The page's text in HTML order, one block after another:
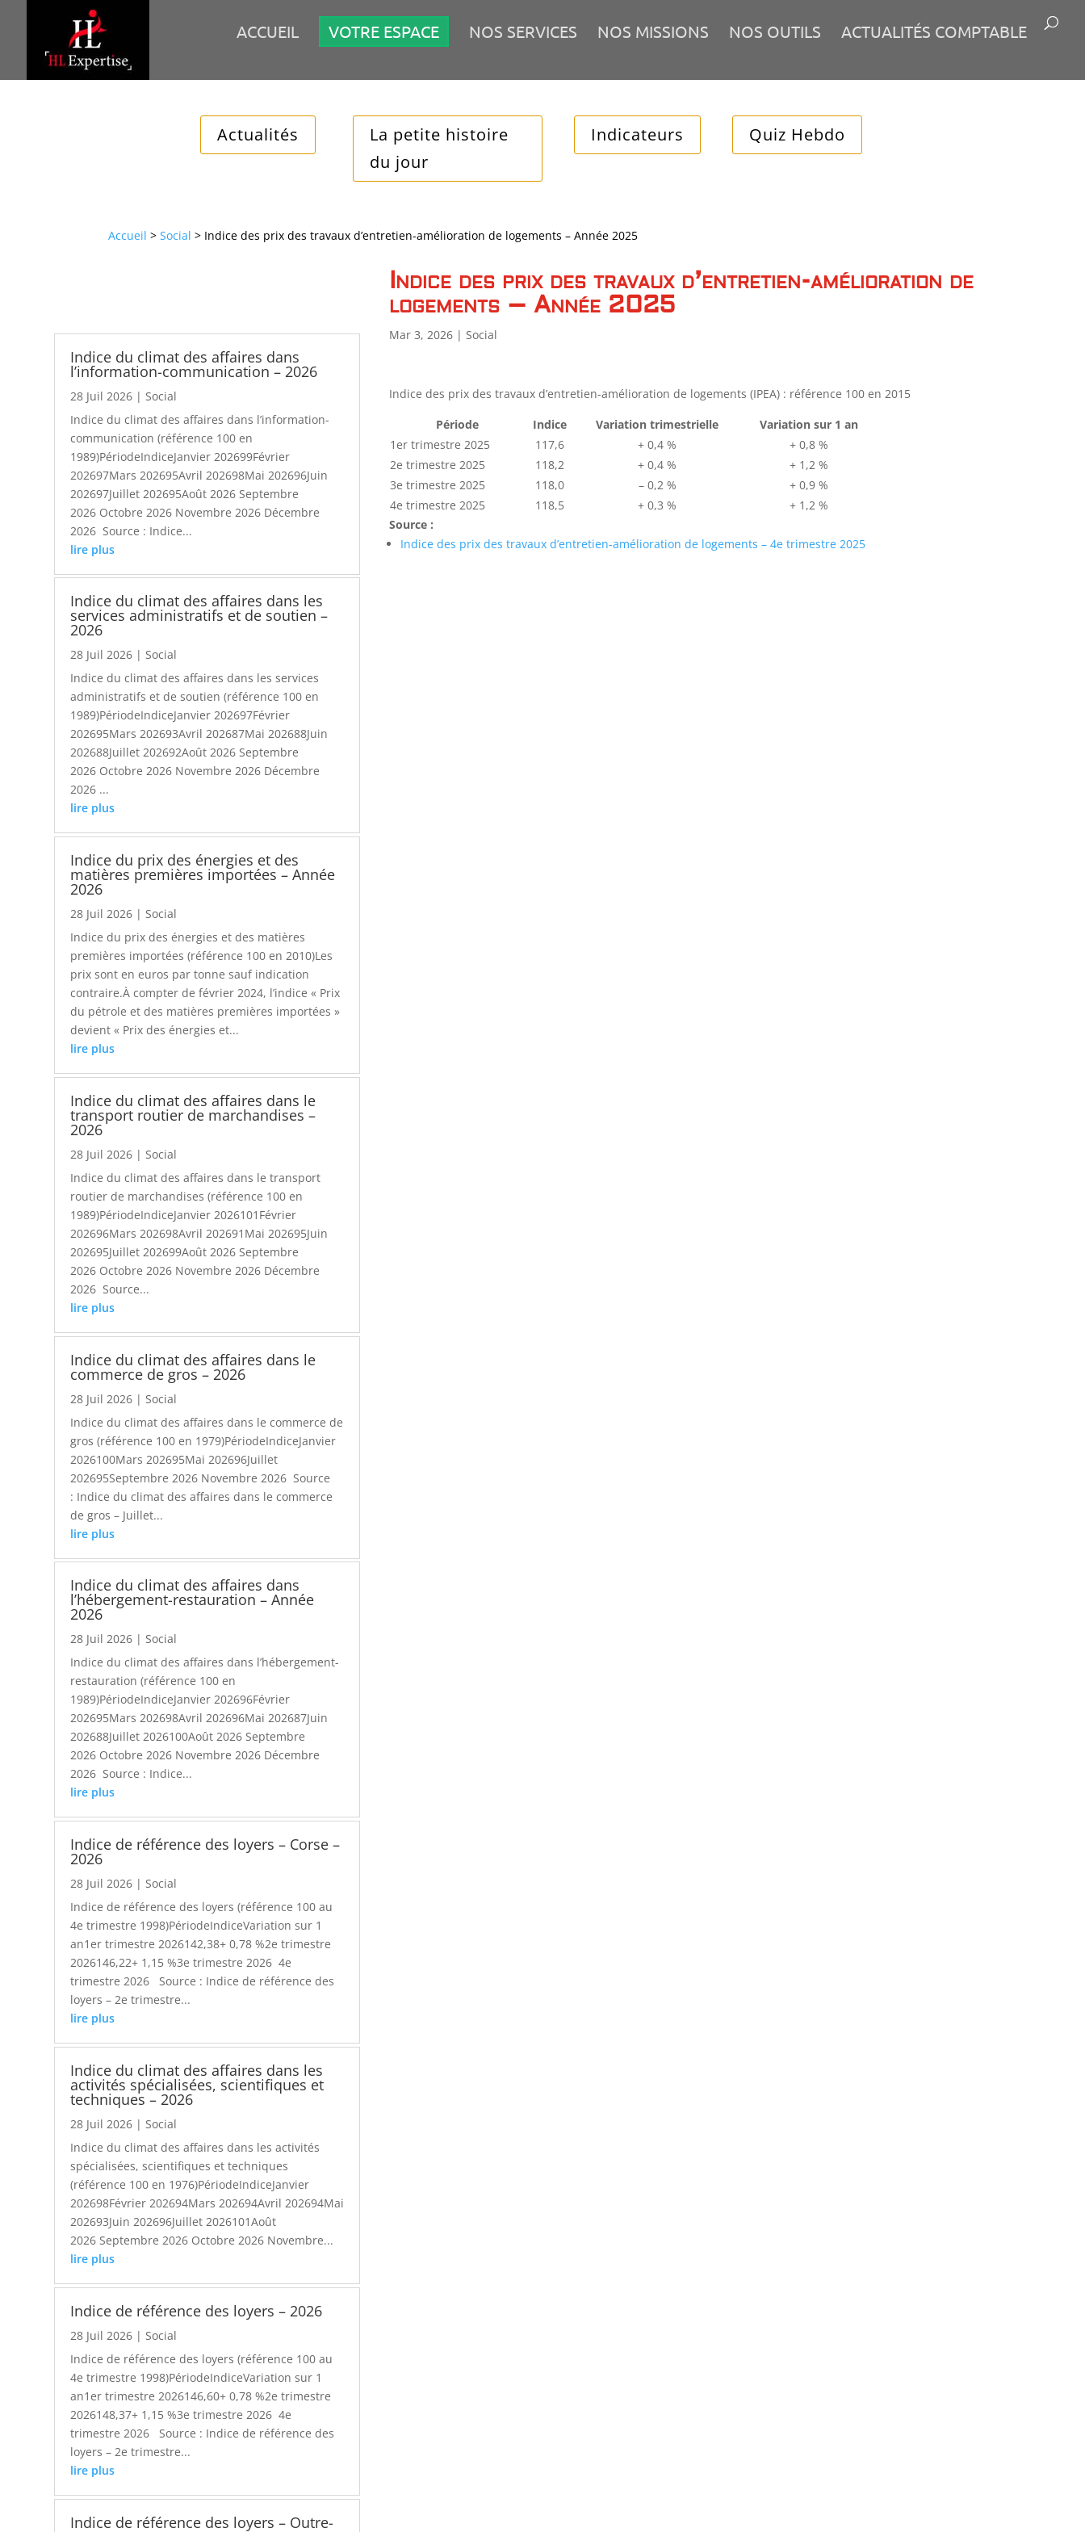
ACCUEIL VOTRE ESPACE NOS SERVICES NOS MISSIONS NOS OUTILS ACTUALITÉS COMPTABLE
Actualités
La petite histoire
du jour
Indicateurs Quiz Hebdo
Accueil >Social > Indice des prix des travaux d’entretien-amélioration de logements – Année 2025
Indice du climat des affaires dans
l’information-communication – 2026
28 Juil 2026 | Social
Indice du climat des affaires dans l’information-
communication (référence 100 en
1989)PériodeIndiceJanvier 202699Février
202697Mars 202695Avril 202698Mai 202696Juin
202697Juillet 202695Août 2026 Septembre
2026 Octobre 2026 Novembre 2026 Décembre
2026 Source : Indice...
lire plus
Indice du climat des affaires dans les
services administratifs et de soutien –
2026
28 Juil 2026 |Social
Indice du climat des affaires dans les services
administratifs et de soutien (référence 100 en
1989)PériodeIndiceJanvier 202697Février
202695Mars 202693Avril 202687Mai 202688Juin
202688Juillet 202692Août 2026 Septembre
2026 Octobre 2026 Novembre 2026 Décembre
2026 ...
lire plus
Indice du prix des énergies et des
matières premières importées – Année
2026
28 Juil 2026 |Social
Indice du prix des énergies et des matières
premières importées (référence 100 en 2010)Les
prix sont en euros par tonne sauf indication
contraire.À compter de février 2024, l’indice « Prix
du pétrole et des matières premières importées »
devient « Prix des énergies et...
lire plus
Indice du climat des affaires dans le
transport routier de marchandises –
2026
28 Juil 2026 |Social
Indice du climat des affaires dans le transport
routier de marchandises (référence 100 en
1989)PériodeIndiceJanvier 2026101Février
202696Mars 202698Avril 202691Mai 202695Juin
202695Juillet 202699Août 2026 Septembre
2026 Octobre 2026 Novembre 2026 Décembre
2026 Source...
lire plus
Indice du climat des affaires dans le
commerce de gros – 2026
28 Juil 2026 | Social
Indice du climat des affaires dans le commerce de
gros (référence 100 en 1979)PériodeIndiceJanvier
2026100Mars 202695Mai 202696Juillet
202695Septembre 2026 Novembre 2026 Source
: Indice du climat des affaires dans le commerce
de gros – Juillet...
lire plus
Indice du climat des affaires dans
l’hébergement-restauration – Année
2026
28 Juil 2026 |Social
Indice du climat des affaires dans l’hébergement-
restauration (référence 100 en
1989)PériodeIndiceJanvier 202696Février
202695Mars 202698Avril 202696Mai 202687Juin
202688Juillet 2026100Août 2026 Septembre
2026 Octobre 2026 Novembre 2026 Décembre
2026 Source : Indice...
lire plus
Indice de référence des loyers – Corse –
2026
28 Juil 2026 |Social
Indice de référence des loyers (référence 100 au
4e trimestre 1998)PériodeIndiceVariation sur 1
an1er trimestre 2026142,38+ 0,78 %2e trimestre
2026146,22+ 1,15 %3e trimestre 2026 4e
trimestre 2026 Source : Indice de référence des
loyers – 2e trimestre...
lire plus
Indice du climat des affaires dans les
activités spécialisées, scientifiques et
techniques – 2026
28 Juil 2026 |Social
Indice du climat des affaires dans les activités
spécialisées, scientifiques et techniques
(référence 100 en 1976)PériodeIndiceJanvier
202698Février 202694Mars 202694Avril 202694Mai
202693Juin 202696Juillet 2026101Août
2026 Septembre 2026 Octobre 2026 Novembre...
lire plus
Indice de référence des loyers – 2026
28 Juil 2026 | Social
Indice de référence des loyers (référence 100 au
4e trimestre 1998)PériodeIndiceVariation sur 1
an1er trimestre 2026146,60+ 0,78 %2e trimestre
2026148,37+ 1,15 %3e trimestre 2026 4e
trimestre 2026 Source : Indice de référence des
loyers – 2e trimestre...
lire plus
Indice de référence des loyers – Outre-
Indice des prix des travaux d’entretien-amélioration de
logements – Année 2025
Mar 3, 2026 | Social
Indice des prix des travaux d’entretien-amélioration de logements (IPEA) : référence 100 en 2015
Période
Indice Variation trimestrielle
Variation sur 1 an
1er trimestre 2025
117,6 + 0,4 %
+ 0,8 %
2e trimestre 2025
118,2 + 0,4 %
+ 1,2 %
3e trimestre 2025
118,0 – 0,2 %
+ 0,9 %
4e trimestre 2025
118,5 + 0,3 %
+ 1,2 %
Source :
Indice des prix des travaux d’entretien-amélioration de logements – 4e trimestre 2025